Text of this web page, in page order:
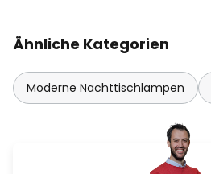
Ähnliche Kategorien
Moderne Nachttischlampen